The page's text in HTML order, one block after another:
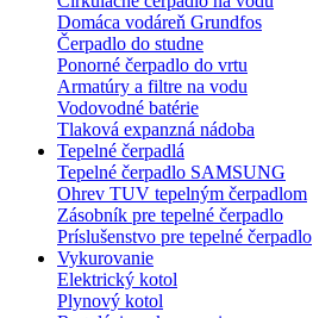
Domáca vodáreň Grundfos
Čerpadlo do studne
Ponorné čerpadlo do vrtu
Armatúry a filtre na vodu
Vodovodné batérie
Tlaková expanzná nádoba
Tepelné čerpadlá
Tepelné čerpadlo SAMSUNG
Ohrev TUV tepelným čerpadlom
Zásobník pre tepelné čerpadlo
Príslušenstvo pre tepelné čerpadlo
Vykurovanie
Elektrický kotol
Plynový kotol